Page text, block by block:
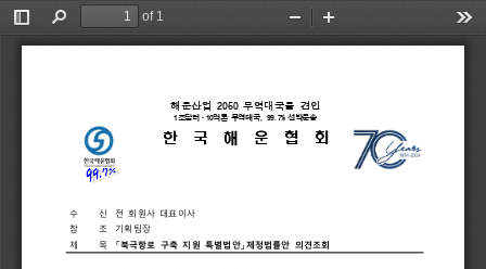
Toggle
Sidebar
Find
of 1
Zoom
Out
In
수 신 전 회원사 대표이사
참  조
기획팀장
제  목
「북극항로 구축 지원 특별법안」제정법률안 의견조회
해운산업 2050 무역대국을 견인
1조달러ᆞ10억톤 무역대국, 99.7% 선박운송
한 국 해 운 협 회